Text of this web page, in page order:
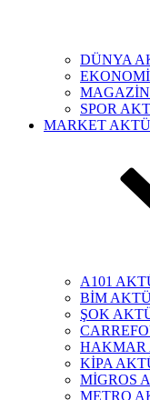
DÜNYA
SPOR
MARKET
A101
BİM
ŞOK
HAKMAR
KİPA
MİGROS
METRO